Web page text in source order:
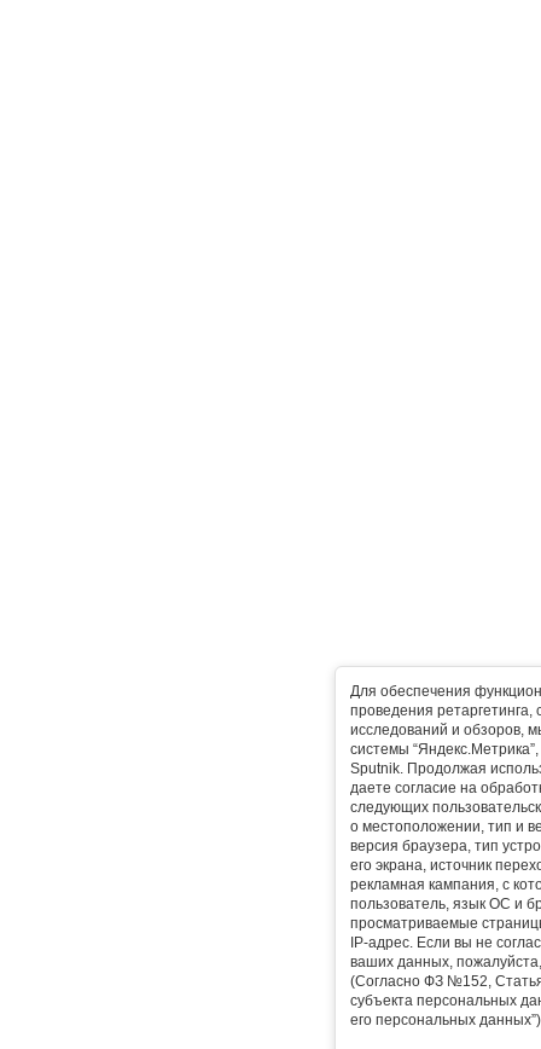
Для обеспечения
проведения ретаргетинга,
исследований и обзоров,
системы
Sputnik. Продолжая
даете согласие на
следующих
о местоположении, тип и
версия браузера, тип
его экрана, источник
рекламная кампания, с
пользователь, язык ОС и
просматриваемые
IP-адрес. Если вы не
ваших данных, пожалуйста,
(Согласно ФЗ №152,
субъекта персональных
его персональных